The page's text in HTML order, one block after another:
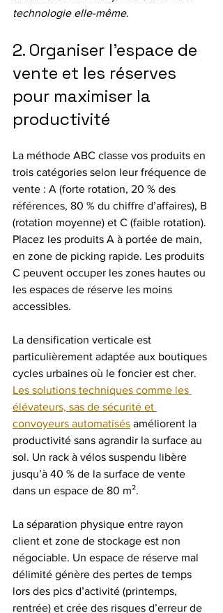
technologie elle-même.
2. Organiser l’espace de
vente et les réserves
pour maximiser la
productivité
La méthode ABC classe vos produits en
trois catégories selon leur fréquence de
vente : A (forte rotation, 20 % des
références, 80 % du chiffre d’affaires), B
(rotation moyenne) et C (faible rotation).
Placez les produits A à portée de main,
en zone de picking rapide. Les produits
C peuvent occuper les zones hautes ou
les espaces de réserve les moins
accessibles.
La densification verticale est
particulièrement adaptée aux boutiques
cycles urbaines où le foncier est cher.
Les solutions techniques comme les
élévateurs, sas de sécurité et
convoyeurs automatisés améliorent la
productivité sans agrandir la surface au
sol. Un rack à vélos suspendu libère
jusqu’à 40 % de la surface de vente
dans un espace de 80 m².
La séparation physique entre rayon
client et zone de stockage est non
négociable. Un espace de réserve mal
délimité génère des pertes de temps
lors des pics d’activité (printemps,
rentrée) et crée des risques d’erreur de